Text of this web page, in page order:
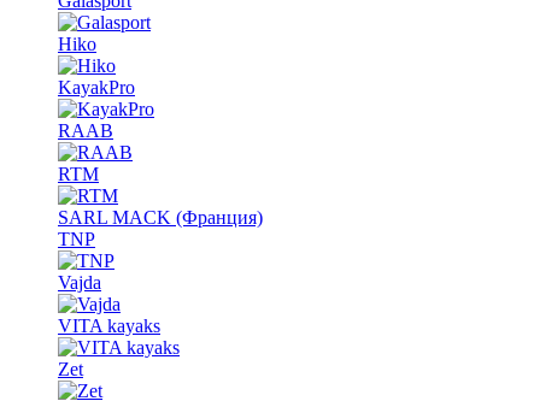
Hiko
KayakPro
RAAB
RTM
SARL MACK (Франция)
TNP
Vajda
VITA kayaks
Zet